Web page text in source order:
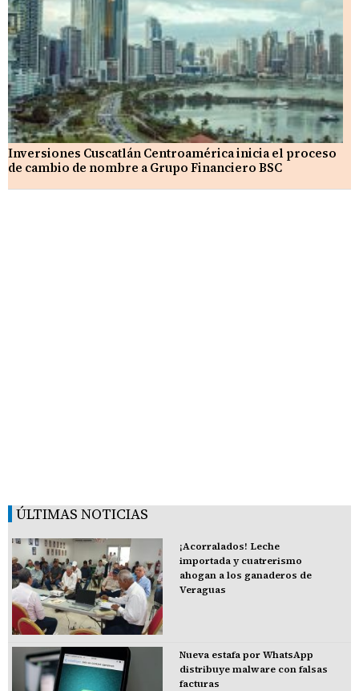
Inversiones Cuscatlán Centroamérica inicia el proceso
de cambio de nombre a Grupo Financiero BSC
ÚLTIMAS NOTICIAS
¡Acorralados! Leche
importada y cuatrerismo
ahogan a los ganaderos de
Veraguas
Nueva estafa por WhatsApp
distribuye malware con falsas
facturas